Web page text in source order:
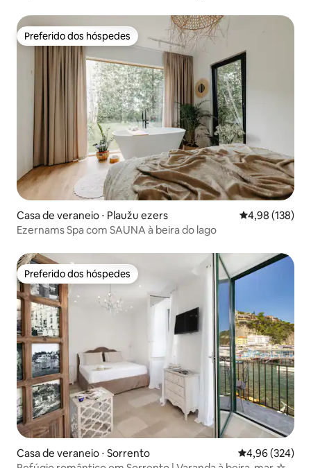
Preferido dos hóspedes
Preferido dos hóspedes
Casa de veraneio ⋅ Plaužu ezers 4,98 de uma
4,98 (138)
Ezernams Spa com SAUNA à beira do lago
Preferido dos hóspedes
Preferido dos hóspedes
Casa de veraneio ⋅ Sorrento 4,96 de uma
4,96 (324)